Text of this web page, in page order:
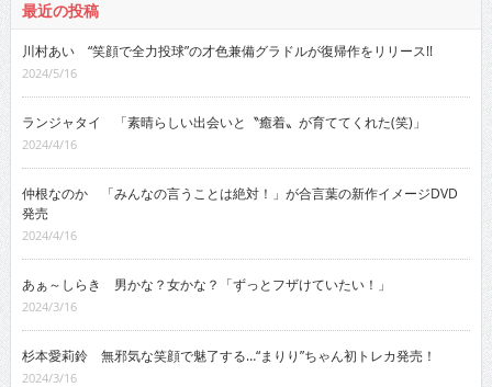
最近の投稿
川村あい “笑顔で全力投球”の才色兼備グラドルが復帰作をリリース!!
2024/5/16
ランジャタイ 「素晴らしい出会いと〝癒着〟が育ててくれた(笑)」
2024/4/16
仲根なのか 「みんなの言うことは絶対！」が合言葉の新作イメージDVD
発売
2024/4/16
あぁ～しらき 男かな？女かな？「ずっとフザけていたい！」
2024/3/16
杉本愛莉鈴 無邪気な笑顔で魅了する…“まりり”ちゃん初トレカ発売！
2024/3/16